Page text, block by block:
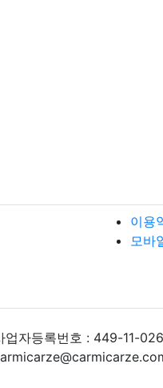
이용
모바
업자등록번호 : 449-11-